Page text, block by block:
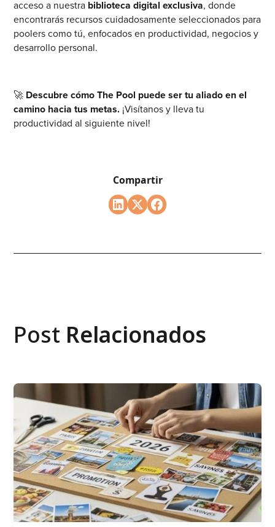
acceso a nuestra biblioteca digital exclusiva, donde
encontrarás recursos cuidadosamente seleccionados para
poolers como tú, enfocados en productividad, negocios y
desarrollo personal.
🚀 Descubre cómo The Pool puede ser tu aliado en el
camino hacia tus metas. ¡Visítanos y lleva tu
productividad al siguiente nivel!
Compartir
Post Relacionados